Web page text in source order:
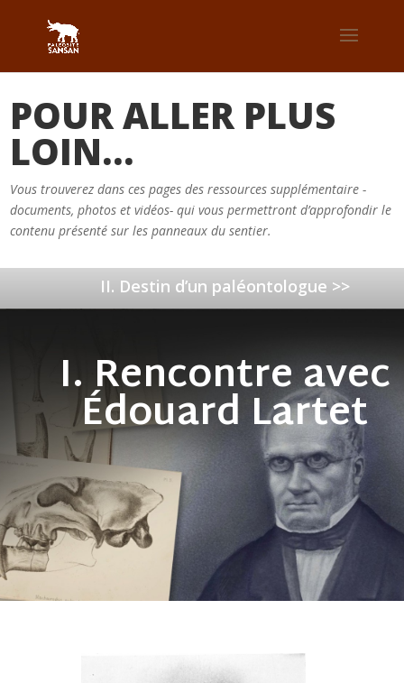
POUR ALLER PLUS
LOIN…
Vous trouverez dans ces pages des ressources supplémentaire -
documents, photos et vidéos- qui vous permettront d’approfondir le
contenu présenté sur les panneaux du sentier.
II. Destin d’un paléontologue >>
I. Rencontre avec
Édouard Lartet